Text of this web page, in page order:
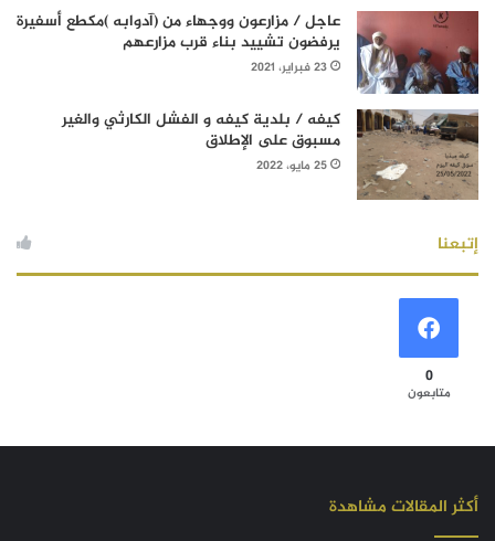
عاجل / مزارعون ووجهاء من (آدوابه )مكطع أسفيرة
يرفضون تشييد بناء قرب مزارعهم
23 فبراير، 2021
كيفه / بلدية كيفه و الفشل الكارثي والغير
مسبوق على الإطلاق
25 مايو، 2022
إتبعنا
0
متابعون
أكثر المقالات مشاهدة